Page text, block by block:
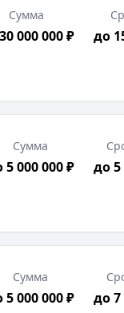
от 21 лет
о
Сумма
000 000 ₽ до
Сумма
5 000 000 ₽ до 5
Сумма
5 000 000 ₽ до 7